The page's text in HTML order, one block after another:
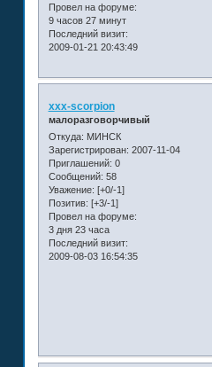
Провел на форуме:
9 часов 27 минут
Последний визит:
2009-01-21 20:43:49
xxx-scorpion
малоразговорчивый
Откуда: МИНСК
Зарегистрирован: 2007-11-04
Приглашений: 0
Сообщений: 58
Уважение: [+0/-1]
Позитив: [+3/-1]
Провел на форуме:
3 дня 23 часа
Последний визит:
2009-08-03 16:54:35